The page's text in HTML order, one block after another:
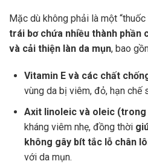
Mặc dù không phải là một
trái bơ chứa nhiều thành phần
và cải thiện làn da mụn, bao
Vitamin E và các chất
vùng da bị viêm, đỏ, hạn chế
Axit linoleic và oleic
kháng viêm nhẹ, đồng thời
không gây bít tắc lỗ chân
với da mụn.